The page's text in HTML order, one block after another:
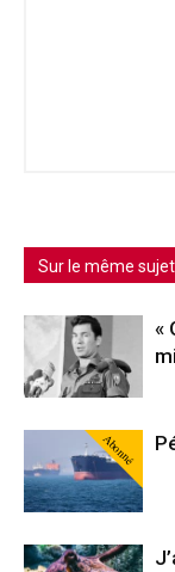
Sur le même sujet
«
Abonné